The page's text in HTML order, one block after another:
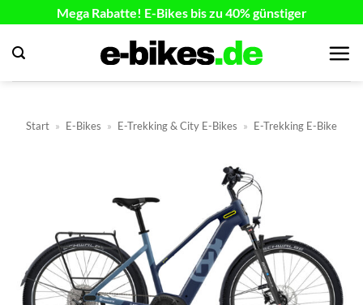
springen
Mega Rabatte! E-Bikes bis zu 40% günstiger
Start » E-Bikes » E-Trekking & City E-Bikes » E-Trekking E-Bike